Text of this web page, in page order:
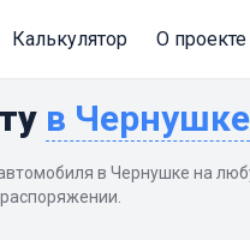
Калькулятор О проекте
в Чернушке
в Чернушке на